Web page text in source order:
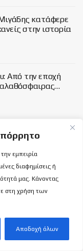
εμπειρία
διαφημίσεις ή
μας. Κάνοντας
στη χρήση των
Αποδοχή όλων
κατάφερε
στην ιστορία
Από την εποχή